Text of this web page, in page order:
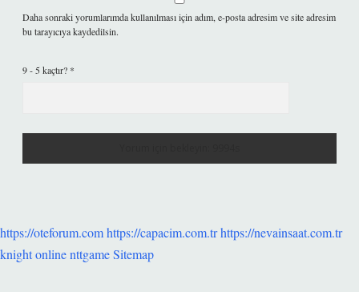
Daha sonraki yorumlarımda kullanılması için adım, e-posta adresim ve site adresim
bu tarayıcıya kaydedilsin.
9 - 5 kaçtır? *
https://oteforum.comhttps://capacim.com.trhttps://nevainsaat.com.tr
knight onlinenttgameSitemap